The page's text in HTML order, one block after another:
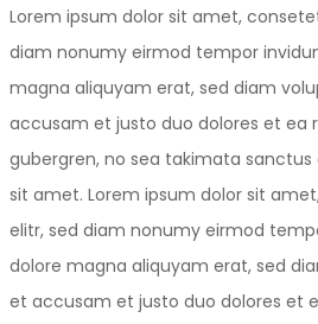
Lorem ipsum dolor sit amet,
diam nonumy eirmod tempor
magna aliquyam erat, sed diam
accusam et justo duo dolores et ea
gubergren, no sea takimata
sit amet. Lorem ipsum dolor sit
elitr, sed diam nonumy eirmod
dolore magna aliquyam erat, sed
et accusam et justo duo dolores et